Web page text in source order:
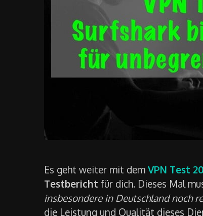
Es geht weiter mit dem VPN Test
Testbericht für dich. Dieses Mal
insbesondere in Deutschland noch
die Leistung und Qualität dieses